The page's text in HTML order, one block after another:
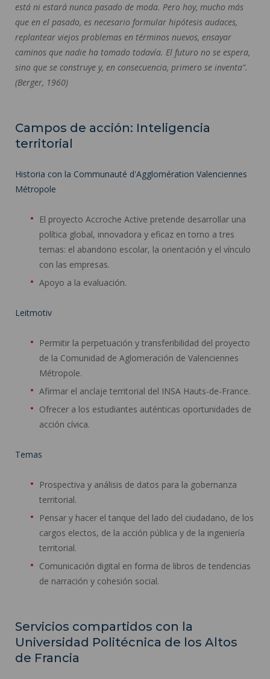
está ni estará nunca pasado de moda. Pero hoy, mucho más
que en el pasado, es necesario formular hipótesis audaces,
replantear viejos problemas en términos nuevos, ensayar
caminos que nadie ha tomado todavía. El futuro no se espera,
sino que se construye y, en consecuencia, primero se inventa".
(Berger, 1960)
Campos de acción: Inteligencia
territorial
Historia con la Communauté d'Agglomération Valenciennes
Métropole
El proyecto Accroche Active pretende desarrollar una
política global, innovadora y eficaz en torno a tres
temas: el abandono escolar, la orientación y el vínculo
con las empresas.
Apoyo a la evaluación.
Leitmotiv
Permitir la perpetuación y transferibilidad del proyecto
de la Comunidad de Aglomeración de Valenciennes
Métropole.
Afirmar el anclaje territorial del INSA Hauts-de-France.
Ofrecer a los estudiantes auténticas oportunidades de
acción cívica.
Temas
Prospectiva y análisis de datos para la gobernanza
territorial.
Pensar y hacer el tanque del lado del ciudadano, de los
cargos electos, de la acción pública y de la ingeniería
territorial.
Comunicación digital en forma de libros de tendencias
de narración y cohesión social.
Servicios compartidos con la
Universidad Politécnica de los Altos
de Francia